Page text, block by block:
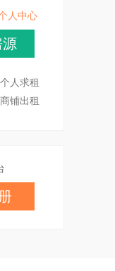
人中心
源
个人求租
商铺出租